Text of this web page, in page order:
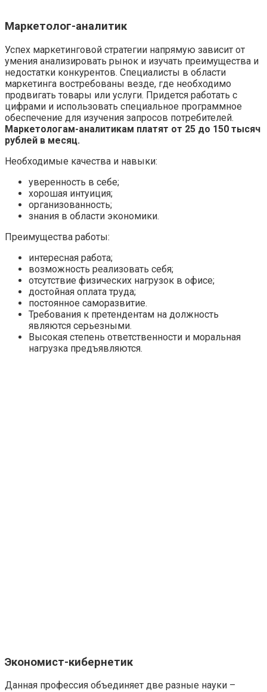
Маркетолог-аналитик
Успех маркетинговой стратегии напрямую зависит от
умения анализировать рынок и изучать преимущества и
недостатки конкурентов. Специалисты в области
маркетинга востребованы везде, где необходимо
продвигать товары или услуги. Придется работать с
цифрами и использовать специальное программное
обеспечение для изучения запросов потребителей.
Маркетологам-аналитикам платят от 25 до 150 тысяч
рублей в месяц.
Необходимые качества и навыки:
уверенность в себе;
хорошая интуиция;
организованность;
знания в области экономики.
Преимущества работы:
интересная работа;
возможность реализовать себя;
отсутствие физических нагрузок в офисе;
достойная оплата труда;
постоянное саморазвитие.
Требования к претендентам на должность
являются серьезными.
Высокая степень ответственности и моральная
нагрузка предъявляются.
Экономист-кибернетик
Данная профессия объединяет две разные науки –